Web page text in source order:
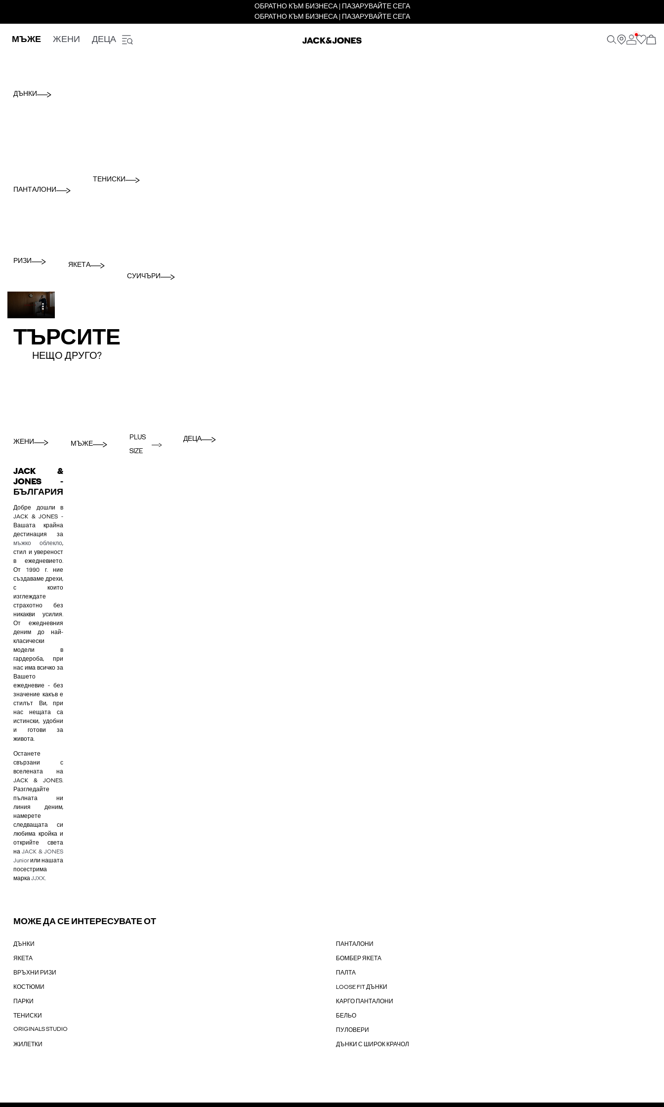
ОБРАТНО КЪМ БИЗНЕСА | ПАЗАРУВАЙТЕ СЕГА
ОБРАТНО КЪМ БИЗНЕСА | ПАЗАРУВАЙТЕ СЕГА
МЪЖЕ ЖЕНИ ДЕЦА
ДЪНКИ
ПАНТАЛОНИ
ТЕНИСКИ
РИЗИ
ЯКЕТА
СУИЧЪРИ
ТЪРСИТЕ
НЕЩО ДРУГО?
ЖЕНИ МЪЖЕ
PLUS
SIZE
ДЕЦА
JACK &
JONES -
БЪЛГАРИЯ
Добре дошли в
JACK & JONES -
Вашата крайна
дестинация за
мъжко облекло,
стил и увереност
в ежедневието.
От 1990 г. ние
създаваме дрехи,
с които
изглеждате
страхотно без
никакви усилия.
От ежедневния
деним до най-
класически
модели в
гардероба, при
нас има всичко за
Вашето
ежедневие - без
значение какъв е
стилът Ви, при
нас нещата са
истински, удобни
и готови за
живота.
Останете
свързани с
вселената на
JACK & JONES.
Разгледайте
пълната ни
линия деним,
намерете
следващата си
любима кройка и
открийте света
наJACK & JONES
Juniorили нашата
посестрима
маркаJJXX.
МОЖЕ ДА СЕ ИНТЕРЕСУВАТЕ ОТ
ДЪНКИ ПАНТАЛОНИ
ЯКЕТА БОМБЕР ЯКЕТА
ВРЪХНИ РИЗИ ПАЛТА
КОСТЮМИ LOOSE FIT ДЪНКИ
ПАРКИ КАРГО ПАНТАЛОНИ
ТЕНИСКИ БЕЛЬО
ORIGINALS STUDIO ПУЛОВЕРИ
ЖИЛЕТКИ ДЪНКИ С ШИРОК КРАЧОЛ